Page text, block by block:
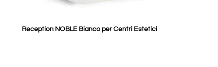
Reception NOBLE Bianco per Centri Estetici